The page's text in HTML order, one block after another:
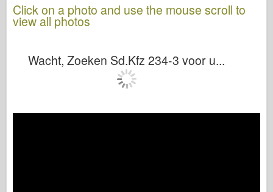
Click on a photo and use the mouse scroll to
view all photos
Wacht, Zoeken Sd.Kfz 234-3 voor u...